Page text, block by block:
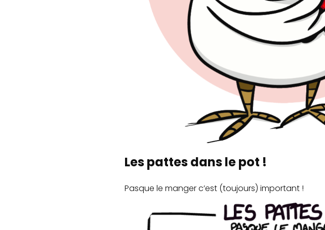
Les pattes dans le pot !
Pasque le manger c’est (toujours) important !